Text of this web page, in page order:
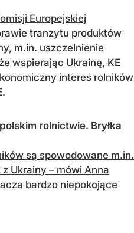
Europejskiej
tranzytu produktów
m.in. uszczelnienie
wspierając Ukrainę, KE
interes rolników
rolnictwie. Bryłka
są spowodowane m.in.
Ukrainy – mówi Anna
bardzo niepokojące